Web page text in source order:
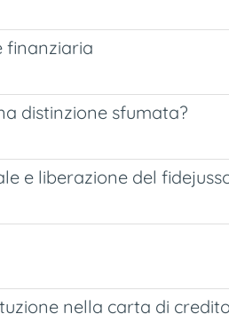
finanziaria
distinzione sfumata?
e liberazione del
nella carta di